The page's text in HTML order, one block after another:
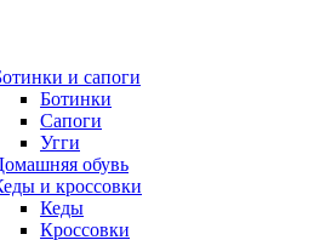
и сапоги
Ботинки
Сапоги
Угги
обувь
и кроссовки
Кеды
Кроссовки